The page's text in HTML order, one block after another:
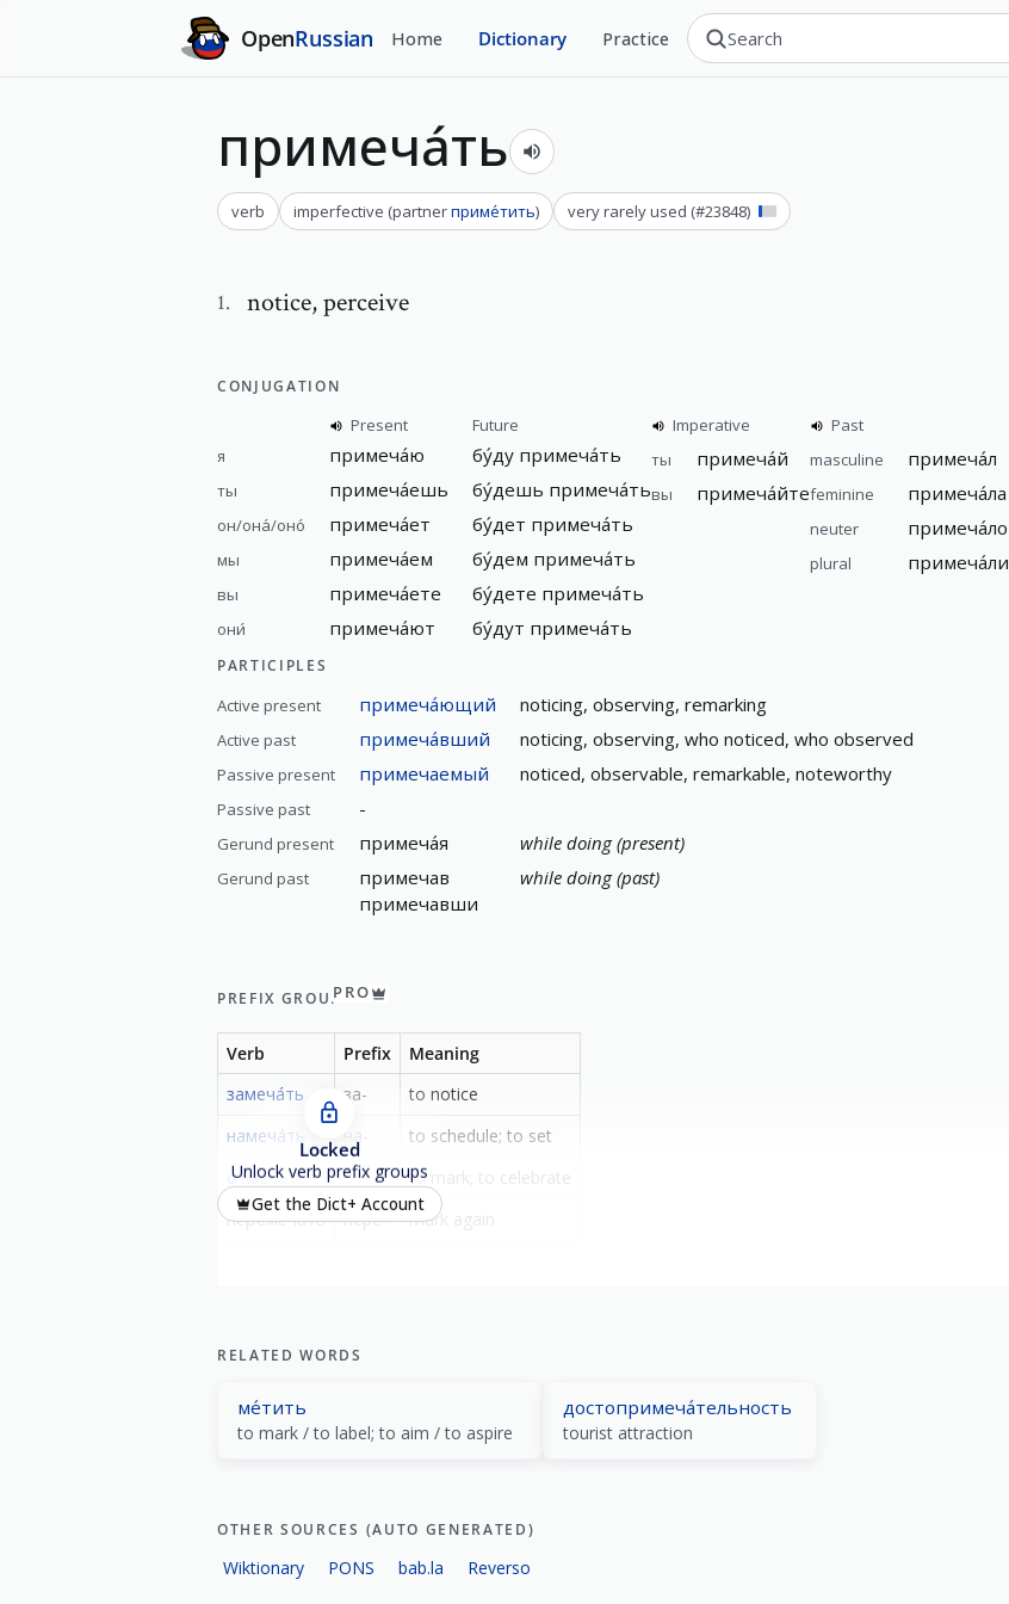
OpenRussian Home Dictionary Practice
примеча́ть
verb imperfective (partnerприме́тить) very rarely used (#23848)
1. notice,perceive
CONJUGATION
Present
Future
я
примеча́ю бу́ду примеча́ть
ты примеча́ешь бу́дешь примеча́ть
он/она́/оно́ примеча́ет бу́дет примеча́ть
мы примеча́ем бу́дем примеча́ть
вы примеча́ете бу́дете примеча́ть
они́ примеча́ют бу́дут примеча́ть
Imperative
ты
примеча́й
вы примеча́йте
Past
masculine
примеча́л
feminine примеча́ла
neuter примеча́ло
plural примеча́ли
PARTICIPLES
Active present примеча́ющий noticing, observing, remarking
Active past примеча́вший noticing, observing, who noticed, who observed
Passive present примечаемый noticed, observable, remarkable, noteworthy
Passive past -
Gerund present примеча́я while doing (present)
Gerund past
примечав
примечавши
while doing (past)
PREFIX GROUPPRO
Verb Prefix
Meaning
замеча́ть
за-
to notice
намеча́ть
на-
to schedule; to set
отмеча́ть
от-
to mark; to celebrate
перемеча́ть
пере- mark again
Locked
Unlock verb prefix groups
Get the Dict+ Account
RELATED WORDS
ме́тить
to mark / to label; to aim / to aspire
достопримеча́тельность
tourist attraction
OTHER SOURCES (AUTO GENERATED)
Wiktionary PONS bab.la Reverso